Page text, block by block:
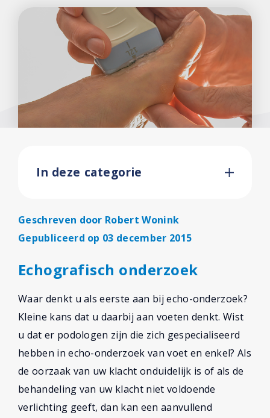
In deze categorie
Geschreven door Robert Wonink
Gepubliceerd op 03 december 2015
Echografisch onderzoek
Waar denkt u als eerste aan bij echo-onderzoek?
Kleine kans dat u daarbij aan voeten denkt. Wist
u dat er podologen zijn die zich gespecialiseerd
hebben in echo-onderzoek van voet en enkel? Als
de oorzaak van uw klacht onduidelijk is of als de
behandeling van uw klacht niet voldoende
verlichting geeft, dan kan een aanvullend